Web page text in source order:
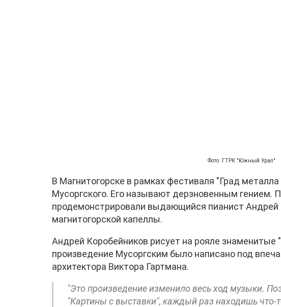
Фото: ГТРК "Южный Урал"
В Магнитогорске в рамках фестиваля "Град
Мусоргского. Его называют дерзновенным гением.
продемонстрировали выдающийся пианист Андрей
магнитогорской капеллы.
Андрей Коробейников рисует на рояле знаменитые
произведение Мусоргским было написано под
архитектора Виктора Гартмана.
"Это произведение изменило весь ход музыки.
"Картины с выставки", каждый раз находишь что-